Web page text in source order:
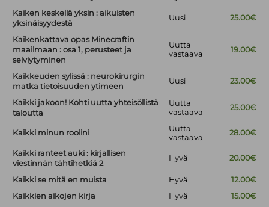
Kaiken keskellä yksin : aikuisten
yksinäisyydestä
Uusi 25.00€
Kaikenkattava opas Minecraftin
maailmaan : osa 1, perusteet ja
selviytyminen
Uutta
vastaava
19.00€
Kaikkeuden sylissä : neurokirurgin
matka tietoisuuden ytimeen
Uusi 23.00€
Kaikki jakoon! Kohti uutta yhteisöllistä
taloutta
Uutta
vastaava
25.00€
Kaikki minun roolini
Uutta
vastaava
28.00€
Kaikki ranteet auki : kirjallisen
viestinnän tähtihetkiä 2
Hyvä 20.00€
Kaikki se mitä en muista Hyvä
12.00€
Kaikkien aikojen kirja
Hyvä
15.00€